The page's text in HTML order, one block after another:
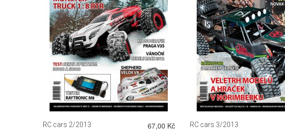
RC cars 2/2013 67,00 Kč
DETAIL
RC cars 3/2013
DETAIL